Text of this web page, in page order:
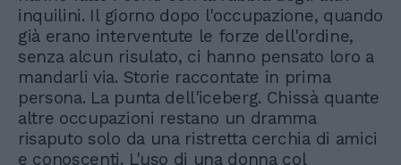
inquilini. Il giorno dopo l'occupazione, quando
già erano interventute le forze dell'ordine,
senza alcun risulato, ci hanno pensato loro a
mandarli via. Storie raccontate in prima
persona. La punta dell'iceberg. Chissà quante
altre occupazioni restano un dramma
risaputo solo da una ristretta cerchia di amici
e conoscenti. L'uso di una donna col